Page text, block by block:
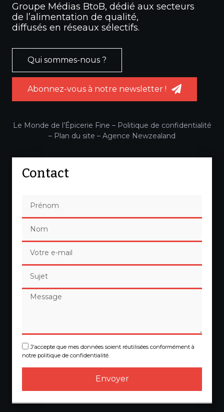
Groupe Médias BtoB, dédié aux secteurs
de l’alimentation de qualité,
diffusés en réseaux sélectifs.
Qui sommes-nous ?
Abonnez-vous à notre newsletter !
Le Monde de l’Épicerie Fine – Politique de confidentialité
– Plan du site – Agence Newzealand
Contact
J'accepte que mes données soient réutilisées conformément à
notre politique de confidentialité.
Envoyer